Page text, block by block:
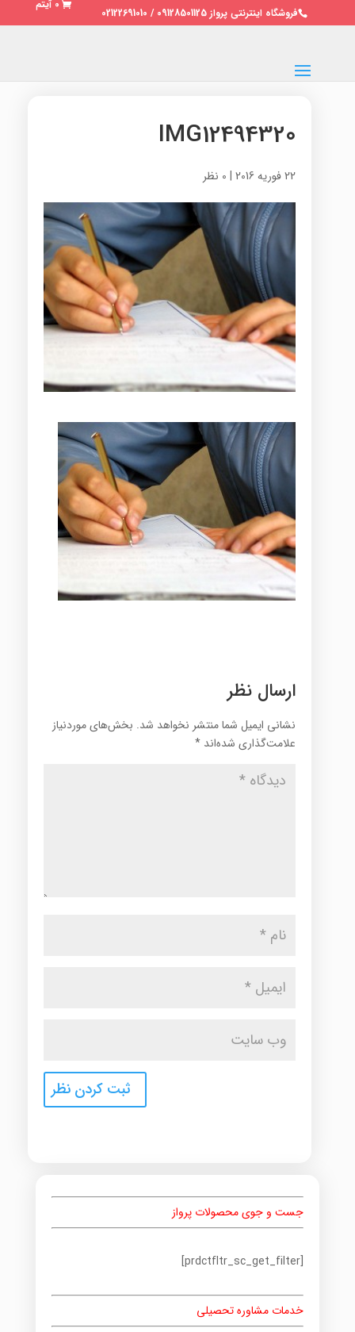
فروشگاه اینترنتی پرواز 09128501125 / 02122691010
0 آیتم
IMG12494320
22 فوریه 2016 | 0 نظر
ارسال نظر
نشانی ایمیل شما منتشر نخواهد شد. بخش‌های موردنیاز
علامت‌گذاری شده‌اند *
جست و جوی محصولات پرواز
[prdctfltr_sc_get_filter]
خدمات مشاوره تحصیلی